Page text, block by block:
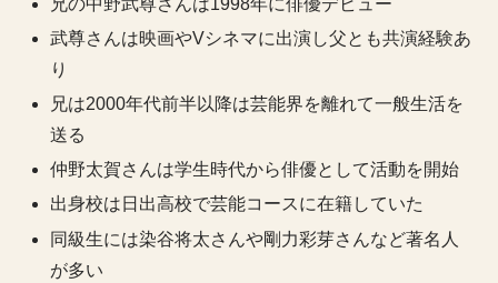
武尊さんは映画やVシネマに出演し父とも共演経験あ
り
兄は2000年代前半以降は芸能界を離れて一般生活を
送る
仲野太賀さんは学生時代から俳優として活動を開始
出身校は日出高校で芸能コースに在籍していた
同級生には染谷将太さんや剛力彩芽さんなど著名人
が多い